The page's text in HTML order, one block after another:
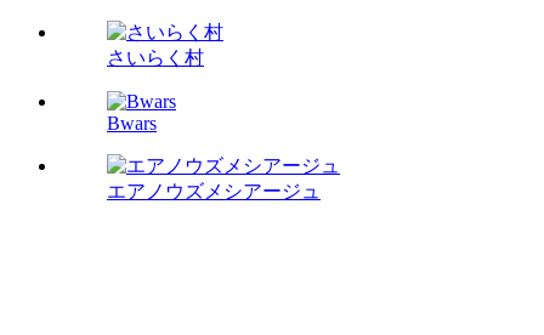
さいらく村
Bwars
エアノウズメシアージュ